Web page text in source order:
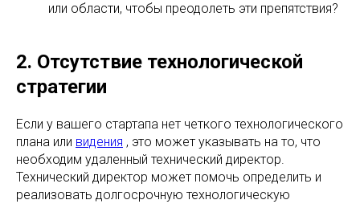
или области, чтобы преодолеть эти препятствия?
2. Отсутствие технологической
стратегии
Если у вашего стартапа нет четкого технологического
плана или видения , это может указывать на то, что
необходим удаленный технический директор.
Технический директор может помочь определить и
реализовать долгосрочную технологическую